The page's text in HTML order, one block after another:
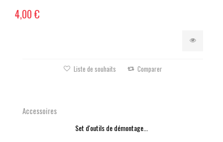
4,00 €
Liste de souhaits Comparer
Accessoires
Set d'outils de démontage...